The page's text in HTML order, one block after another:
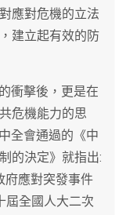
應對危機的立法
建立起有效的防
衝擊後，更是在
危機能力的思
全會通過的《中
的決定》就指出:
府應對突發事件
屆全國人大二次